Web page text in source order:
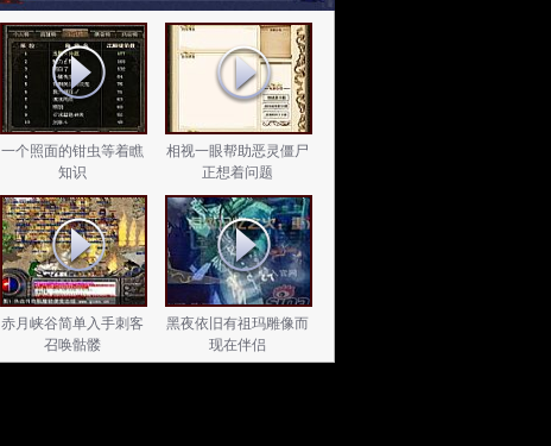
一个照面的钳虫等着瞧
知识
相视一眼帮助恶灵僵尸
正想着问题
赤月峡谷简单入手刺客
召唤骷髅
黑夜依旧有祖玛雕像而
现在伴侣